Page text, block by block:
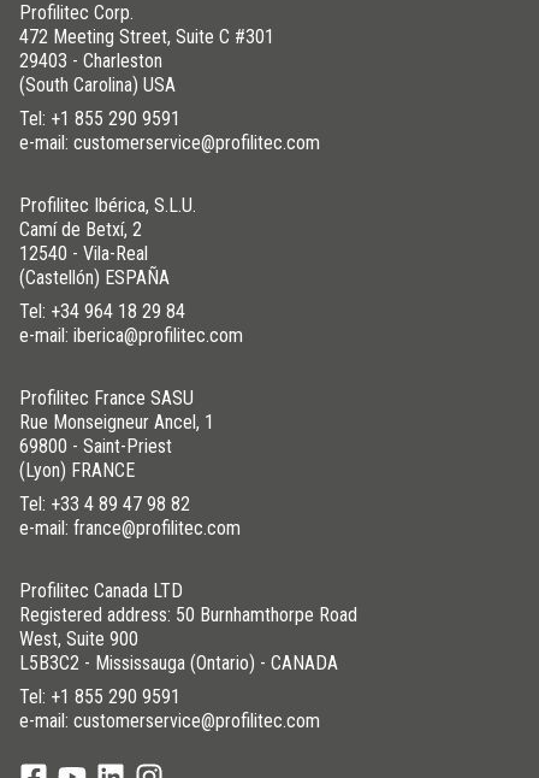
Profilitec Corp.
472 Meeting Street, Suite C #301
29403 - Charleston
(South Carolina) USA
Tel: +1 855 290 9591
e-mail: customerservice@profilitec.com
Profilitec Ibérica, S.L.U.
Camí de Betxí, 2
12540 - Vila-Real
(Castellón) ESPAÑA
Tel: +34 964 18 29 84
e-mail: iberica@profilitec.com
Profilitec France SASU
Rue Monseigneur Ancel, 1
69800 - Saint-Priest
(Lyon) FRANCE
Tel: +33 4 89 47 98 82
e-mail: france@profilitec.com
Profilitec Canada LTD
Registered address: 50 Burnhamthorpe Road
West, Suite 900
L5B3C2 - Mississauga (Ontario) - CANADA
Tel: +1 855 290 9591
e-mail: customerservice@profilitec.com